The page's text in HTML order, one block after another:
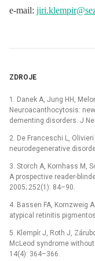
e‑mail:
ZDROJE
1. Danek A, Jung HH,
Neuroacanthocytosis:
dementing disorders. J
2. De Franceschi L,
neurodegenerative
3. Storch A, Kornhass M,
A prospective reader-
2005; 252(1): 84–90.
4. Bassen FA, Kornzweig
atypical retinitis
5. Klempír J, Roth J,
McLeod syndrome
14(4): 364–366.